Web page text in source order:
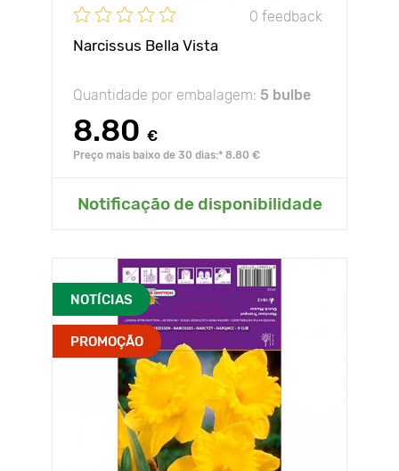
0 feedback
Narcissus Bella Vista
Quantidade por embalagem: 5 bulbe
8.80 €
Preço mais baixo de 30 dias:* 8.80 €
Notificação de disponibilidade
NOTÍCIAS
PROMOÇÃO